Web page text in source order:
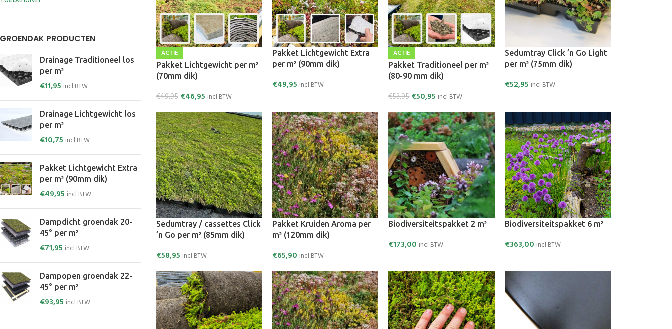
GROENDAK PRODUCTEN
Drainage Traditioneel los
per m²
€11,95 incl BTW
Drainage Lichtgewicht los
per m²
€10,75 incl BTW
Pakket Lichtgewicht Extra
per m² (90mm dik)
€49,95 incl BTW
Dampdicht groendak 20-
45° per m²
€71,95 incl BTW
Dampopen groendak 22-
45° per m²
€93,95 incl BTW
ACTIE
Pakket Lichtgewicht per m²
(70mm dik)
€49,95 €46,95 incl BTW
Pakket Lichtgewicht Extra
per m² (90mm dik)
€49,95 incl BTW
ACTIE
Pakket Traditioneel per m²
(80-90 mm dik)
€53,95€50,95 incl BTW
Sedumtray Click ’n Go Light
per m² (75mm dik)
€52,95 incl BTW
Sedumtray / cassettes Click
’n Go per m² (85mm dik)
€58,95 incl BTW
Pakket Kruiden Aroma per
m² (120mm dik)
€65,90 incl BTW
Biodiversiteitspakket 2 m²
€173,00 incl BTW
Biodiversiteitspakket 6 m²
€363,00 incl BTW